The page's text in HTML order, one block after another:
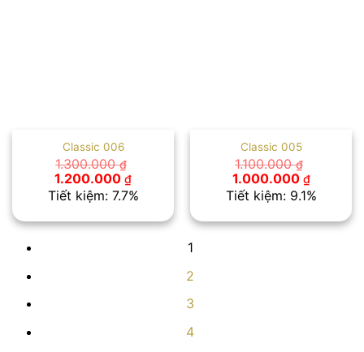
Classic 006
1.300.000₫
Giá
gốc
là:
1.200.000 ₫Giá
hiện
tại
1.200.000 ₫.
Tiết kiệm: 7.7%
Classic 005
1.100.000₫
Giá
gốc
là:
1.000.000 ₫Giá
hiện
tại
Tiết kiệm: 9.1%
1
2
3
4